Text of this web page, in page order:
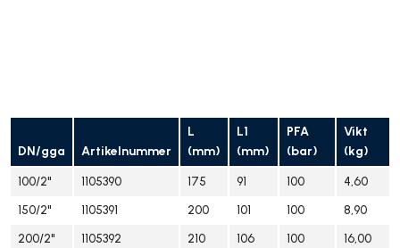
DN/gga Artikelnummer
L
(mm)
L1
(mm)
PFA
(bar)
Vikt
(kg)
100/2"
1105390 175 91 100
4,60
150/2"
1105391 200 101 100
8,90
200/2"
1105392 210 106 100
16,00